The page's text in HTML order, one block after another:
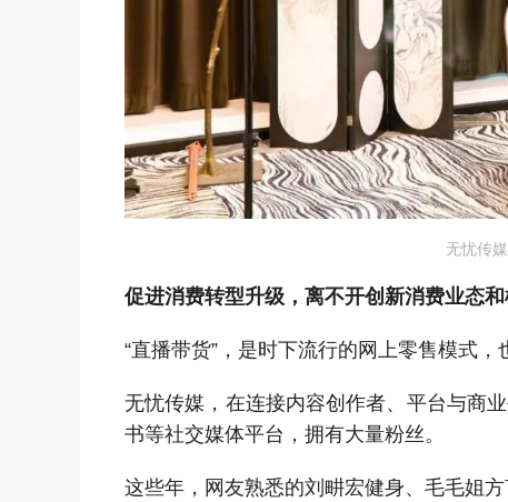
无忧传
促进消费转型升级，离不开创新消费业态和
“直播带货”，是时下流行的网上零售模式，
无忧传媒，在连接内容创作者、平台与商
书等社交媒体平台，拥有大量粉丝。
这些年，网友熟悉的刘畊宏健身、毛毛姐